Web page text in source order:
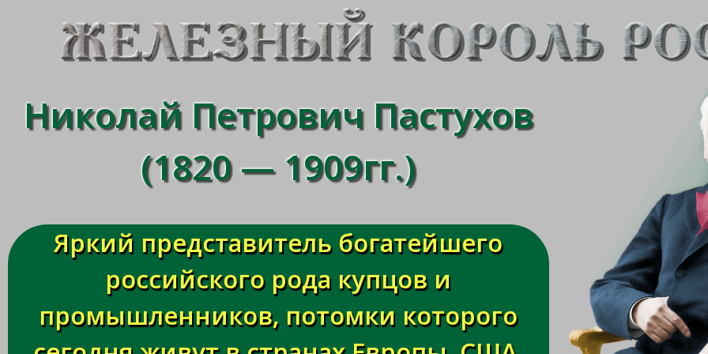
Николай Петрович Пастухов
(1820 — 1909гг.)
Яркий представитель богатейшего
российского рода купцов и
промышленников, потомки которого